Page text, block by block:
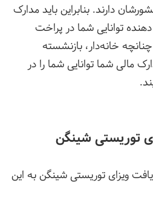
دارند. بنابراین باید مدارک
توانایی شما در پراخت
خانه‌دار، بازنشسته
مالی شما توانایی شما را در
توریستی شینگن
ویزای توریستی شینگن به این